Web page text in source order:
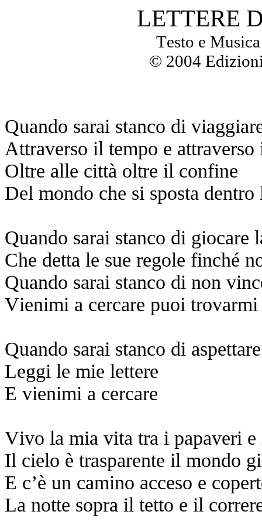
LETTERE
Testo e
© 2004
Quando sarai stanco di
Attraverso il tempo e attraverso
Oltre alle città oltre il confine
Del mondo che si sposta
Quando sarai stanco di giocare
Che detta le sue regole finché
Quando sarai stanco di non
Vienimi a cercare puoi
Quando sarai stanco di aspettare
Leggi le mie lettere
E vienimi a cercare
Vivo la mia vita tra i papaveri e
Il cielo è trasparente il mondo
E c’è un camino acceso e
La notte sopra il tetto e il